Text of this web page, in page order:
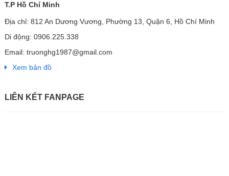
T.P Hồ Chí Minh
Địa chỉ: 812 An Dương Vương, Phường 13, Quận 6, Hồ Chí Minh
Di động: 0906.225.338
Email: truonghg1987@gmail.com
Xem bản đồ
LIÊN KẾT FANPAGE